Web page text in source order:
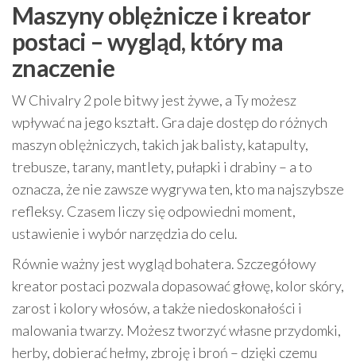
Maszyny oblężnicze i kreator
postaci – wygląd, który ma
znaczenie
W Chivalry 2 pole bitwy jest żywe, a Ty możesz
wpływać na jego kształt. Gra daje dostęp do różnych
maszyn oblężniczych, takich jak balisty, katapulty,
trebusze, tarany, mantlety, pułapki i drabiny – a to
oznacza, że nie zawsze wygrywa ten, kto ma najszybsze
refleksy. Czasem liczy się odpowiedni moment,
ustawienie i wybór narzędzia do celu.
Równie ważny jest wygląd bohatera. Szczegółowy
kreator postaci pozwala dopasować głowę, kolor skóry,
zarost i kolory włosów, a także niedoskonałości i
malowania twarzy. Możesz tworzyć własne przydomki,
herby, dobierać hełmy, zbroję i broń – dzięki czemu